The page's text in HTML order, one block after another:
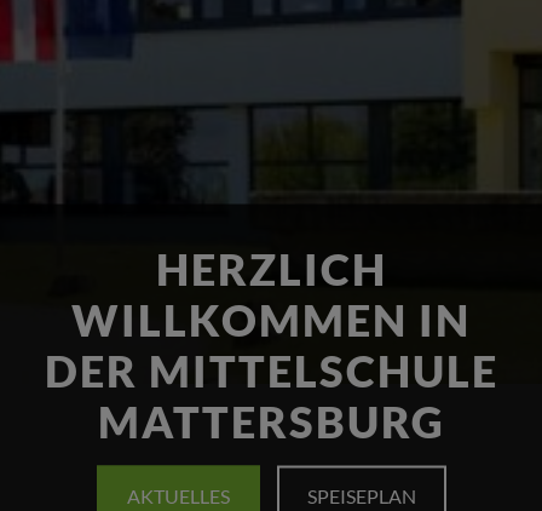
HERZLICH
WILLKOMMEN IN
DER MITTELSCHULE
MATTERSBURG
AKTUELLES SPEISEPLAN